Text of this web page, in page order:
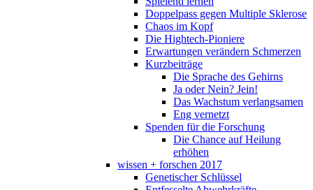
Doppelpass gegen Multiple Sklerose
Chaos im Kopf
Die Hightech-Pioniere
Erwartungen verändern Schmerzen
Kurzbeiträge
Die Sprache des Gehirns
Ja oder Nein? Jein!
Das Wachstum verlangsamen
Eng vernetzt
Spenden für die Forschung
Die Chance auf Heilung
erhöhen
wissen + forschen 2017
Genetischer Schlüssel